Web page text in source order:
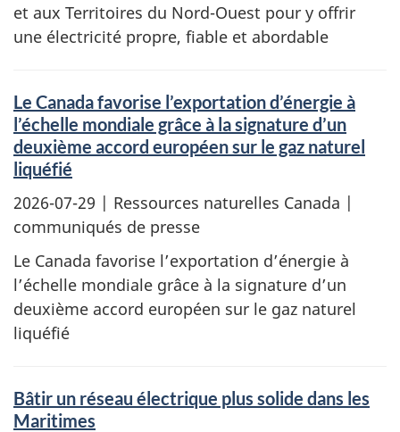
et aux Territoires du Nord-Ouest pour y offrir
une électricité propre, fiable et abordable
Le Canada favorise l’exportation d’énergie à
l’échelle mondiale grâce à la signature d’un
deuxième accord européen sur le gaz naturel
liquéfié
2026-07-29 | Ressources naturelles Canada |
communiqués de presse
Le Canada favorise l’exportation d’énergie à
l’échelle mondiale grâce à la signature d’un
deuxième accord européen sur le gaz naturel
liquéfié
Bâtir un réseau électrique plus solide dans les
Maritimes